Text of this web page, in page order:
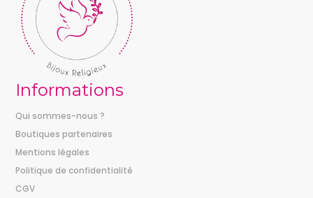
Informations
Qui sommes-nous ?
Boutiques partenaires
Mentions légales
Politique de confidentialité
CGV